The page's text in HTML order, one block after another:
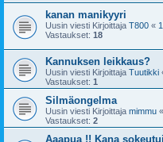
kanan manikyyri
Uusin viesti Kirjoittaja T800 «
Vastaukset: 18
Kannuksen leikkaus?
Uusin viesti Kirjoittaja Tuutikki
Vastaukset: 1
Silmäongelma
Uusin viesti Kirjoittaja mimmu «
Vastaukset: 2
Aaapua !! Kana